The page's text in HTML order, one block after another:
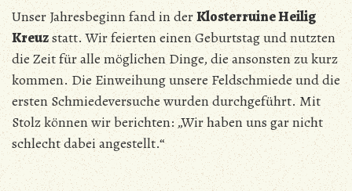
Unser Jahresbeginn fand in derKlosterruine Heilig
Kreuzstatt. Wir feierten einen Geburtstag und nutzten
die Zeit für alle möglichen Dinge, die ansonsten zu kurz
kommen. Die Einweihung unsere Feldschmiede und die
ersten Schmiedeversuche wurden durchgeführt. Mit
Stolz können wir berichten: „Wir haben uns gar nicht
schlecht dabei angestellt.“